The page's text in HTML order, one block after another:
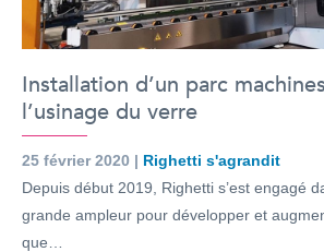
Installation d’un parc
l’usinage du verre
25 février 2020 | Righetti s'agrandit
Depuis début 2019, Righetti s’est engagé
grande ampleur pour développer et
que…